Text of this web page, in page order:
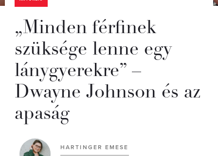
„Minden férfinek
szüksége lenne egy
lánygyerekre” –
Dwayne Johnson és az
apaság
HARTINGER EMESE